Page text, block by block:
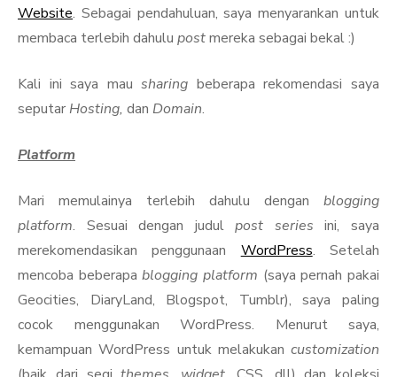
Website. Sebagai pendahuluan, saya menyarankan untuk
membaca terlebih dahulu postmereka sebagai bekal :)
Kali ini saya mausharing beberapa rekomendasi saya
seputar Hosting, dan Domain.
Platform
Mari memulainya terlebih dahulu dengan blogging
platform. Sesuai dengan judulpost series ini, saya
merekomendasikan penggunaan WordPress. Setelah
mencoba beberapablogging platform (saya pernah pakai
Geocities, DiaryLand, Blogspot, Tumblr), saya paling
cocok menggunakan WordPress. Menurut saya,
kemampuan WordPress untuk melakukan customization